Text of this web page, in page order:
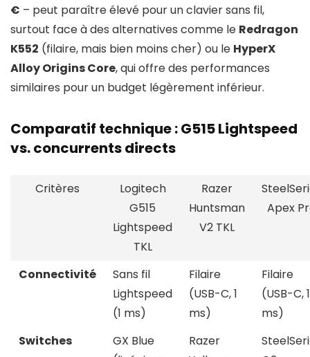
€ – peut paraître élevé pour un clavier sans fil,
surtout face à des alternatives comme le Redragon
K552 (filaire, mais bien moins cher) ou le HyperX
Alloy Origins Core, qui offre des performances
similaires pour un budget légèrement inférieur.
Comparatif technique : G515 Lightspeed
vs. concurrents directs
Critères
Logitech
G515
Lightspeed
TKL
Razer
Huntsman
V2 TKL
Apex
Connectivité
Sans fil
Lightspeed
(1 ms)
Filaire
(USB-C, 1
ms)
Filaire
(USB-C, 1
ms)
Switches
GX Blue
Razer